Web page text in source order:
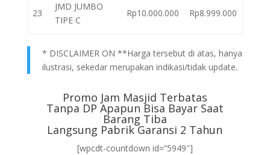
23
JMD JUMBO
TIPE C
Rp10.000.000 Rp8.999.000
* DISCLAIMER ON **Harga tersebut di atas, hanya
ilustrasi, sekedar merupakan indikasi/tidak update.
Promo Jam Masjid Terbatas
Tanpa DP Apapun Bisa Bayar Saat
Barang Tiba
Langsung Pabrik Garansi 2 Tahun
[wpcdt-countdown id=”5949″]